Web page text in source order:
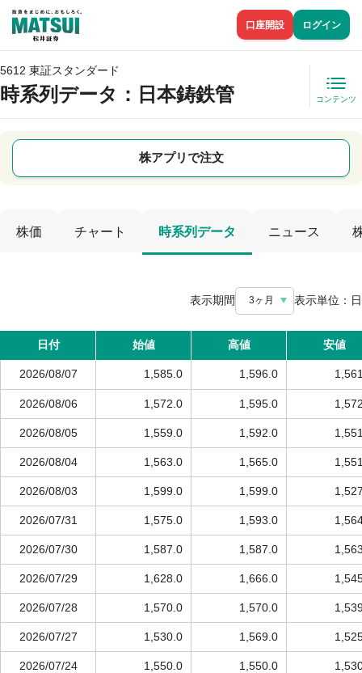
口座開設 ログイン
5612 東証スタンダード
時系列データ ：日本鋳鉄管 コンテンツ
株アプリで注文
株価 チャート 時系列データ ニュース
表示期間 3ヶ月 表示単位： 日
日付 始値 高値 安値
2026/08/07 1,585.0 1,596.0
2026/08/06 1,572.0 1,595.0
2026/08/05 1,559.0 1,592.0
2026/08/04 1,563.0 1,565.0
2026/08/03 1,599.0 1,599.0
2026/07/31 1,575.0 1,593.0
2026/07/30 1,587.0 1,587.0
2026/07/29 1,628.0 1,666.0
2026/07/28 1,570.0 1,570.0
2026/07/27 1,530.0 1,569.0
2026/07/24 1,550.0 1,550.0